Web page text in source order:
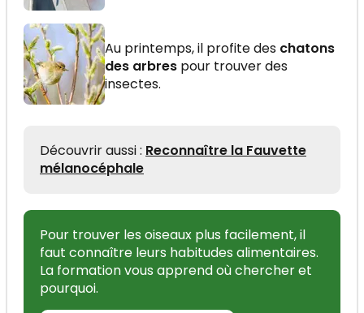
Au printemps, il profite des chatons
des arbres pour trouver des
insectes.
Découvrir aussi : Reconnaître la Fauvette
mélanocéphale
Pour trouver les oiseaux plus facilement, il
faut connaître leurs habitudes alimentaires.
La formation vous apprend où chercher et
pourquoi.